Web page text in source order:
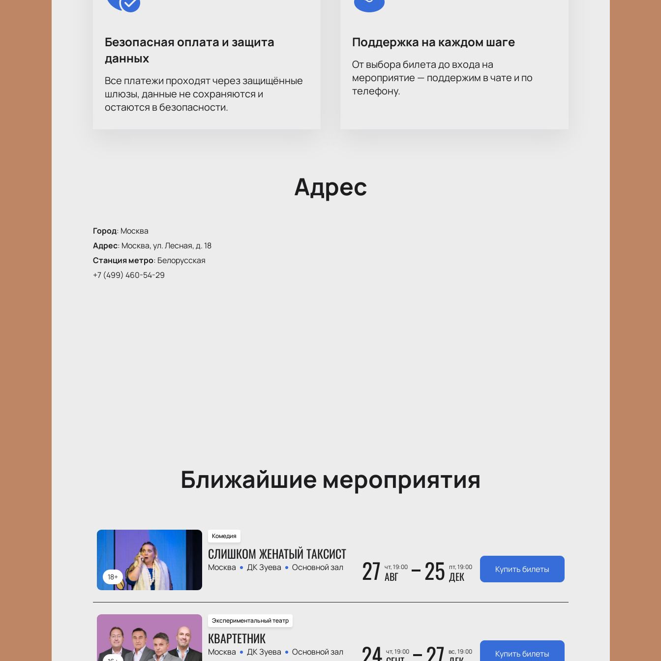
Корпоративным клиентам
пожеланий к размещению гостей. Можно забронировать отдельные ложи или несколько рядов для сотрудников или партнеров. По
вопросам стоимости корпоративных пакетов обращайтесь через форму обратной связи или по телефону.
Безопасная оплата и защита
данных
Все платежи проходят через защищённые
шлюзы, данные не сохраняются и
остаются в безопасности.
Поддержка на каждом шаге
От выбора билета до входа на
мероприятие — поддержим в чате и по
телефону.
Адрес
Город: Москва
Адрес: Москва, ул. Лесная, д. 18
Станция метро: Белорусская
+7 (499) 460-54-29
Ближайшие мероприятия
18+
Комедия
СЛИШКОМ ЖЕНАТЫЙ ТАКСИСТ
Москва ДК Зуева Основной зал 27 чт, 19:00
АВГ 25 пт, 19:00
ДЕК Купить билеты
Экспериментальный театр
КВАРТЕТНИК
Москва ДК Зуева Основной зал чт, 19:00 вс, 19:00 Купить билеты